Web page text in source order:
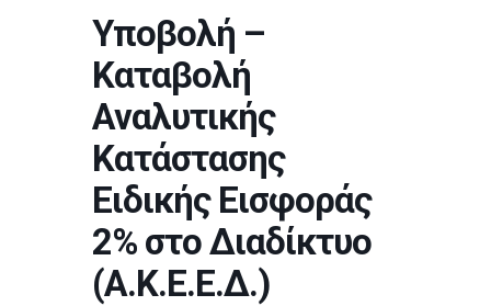
Υποβολή –
Καταβολή
Αναλυτικής
Κατάστασης
Ειδικής Εισφοράς
2% στο Διαδίκτυο
(Α.Κ.Ε.Ε.Δ.)